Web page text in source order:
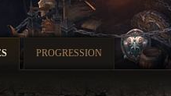
PROGRESSION